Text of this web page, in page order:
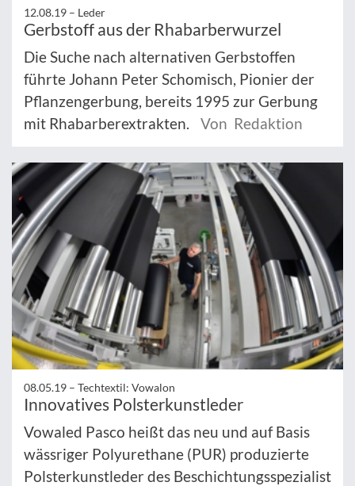
12.08.19 – Leder
Gerbstoff aus der Rhabarberwurzel
Die Suche nach alternativen Gerbstoffen
führte Johann Peter Schomisch, Pionier der
Pflanzengerbung, bereits 1995 zur Gerbung
mit Rhabarberextrakten.
Von Redaktion
08.05.19 – Techtextil: Vowalon
Innovatives Polsterkunstleder
Vowaled Pasco heißt das neu und auf Basis
wässriger Polyurethane (PUR) produzierte
Polsterkunstleder des Beschichtungsspezialist